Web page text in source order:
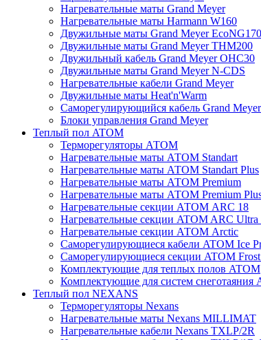
Нагревательные маты Grand Meyer
Нагревательные маты Harmann W160
Двужильные маты Grand Meyer EcoNG170
Двужильные маты Grand Meyer THM200
Двужильный кабель Grand Meyer OHC30
Двужильные маты Grand Meyer N-CDS
Нагревательные кабели Grand Meyer
Двужильные маты Heat'n'Warm
Саморегулирующийся кабель Grand Meyer
Блоки управления Grand Meyer
Теплый пол ATOM
Терморегуляторы АТОМ
Нагревательные маты АТОМ Standart
Нагревательные маты АТОМ Standart Plus
Нагревательные маты АТОМ Premium
Нагревательные маты АТОМ Premium
Нагревательные секции АТОМ ARC 18
Нагревательные секции ATOM ARC Ultra
Нагревательные секции АТОМ Arctic
Саморегулирующиеся кабели ATOM Ice
Саморегулирующиеся секции ATOM Frost
Комплектующие для теплых полов ATOM
Комплектующие для систем снеготаяния
Теплый пол NEXANS
Терморегуляторы Nexans
Нагревательные маты Nexans MILLIMAT
Нагревательные кабели Nexans TXLP/2R